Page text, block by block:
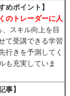
めポイント】
のトレーダーに人
スキル向上を目
て受講できる学習
行きを予測してく
も充実していま
事】